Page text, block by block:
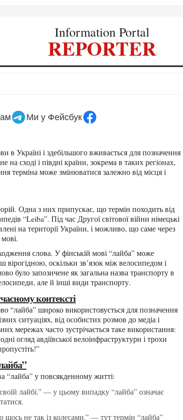
Information Portal
REPORTER
Ми у Фейсбук
сході і півдні країни, зокрема в таких регіонах,
терміна може змінюватися залежно від місця і
“Leiba”. Під час Другої світової війни німецькі
на території України, і можливо, що саме через
оскільки зв’язок між велосипедом і
було запозичене як загальна назва транспорту в
але й інші види транспорту.
контексті
ситуаціях, від особистих розмов до медіа і
мережах часто зустрічається таке використання:
огляд авдіївської велоінфраструктури і трохи
“лайба” у повсякденному житті: